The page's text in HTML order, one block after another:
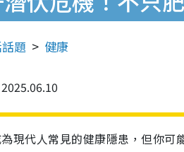
題 健康
2025.06.10
現代人常見的健康隱患，但你